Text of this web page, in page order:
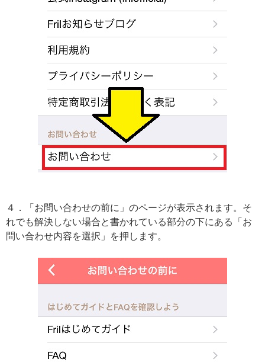
４．「お問い合わせの前に」のページが表示されます。そ
れでも解決しない場合と書かれている部分の下にある「お
問い合わせ内容を選択」を押します。